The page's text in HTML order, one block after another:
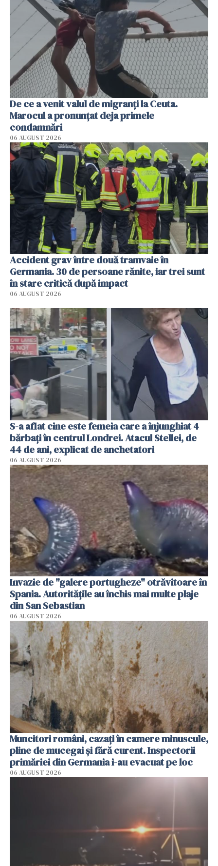
De ce a venit valul de migranți la Ceuta.
Marocul a pronunțat deja primele
condamnări
06 AUGUST 2026
Accident grav între două tramvaie în
Germania. 30 de persoane rănite, iar trei sunt
în stare critică după impact
06 AUGUST 2026
S-a aflat cine este femeia care a înjunghiat 4
bărbați în centrul Londrei. Atacul Stellei, de
44 de ani, explicat de anchetatori
06 AUGUST 2026
Invazie de "galere portugheze" otrăvitoare în
Spania. Autoritățile au închis mai multe plaje
din San Sebastian
06 AUGUST 2026
Muncitori români, cazați în camere minuscule,
pline de mucegai și fără curent. Inspectorii
primăriei din Germania i-au evacuat pe loc
06 AUGUST 2026